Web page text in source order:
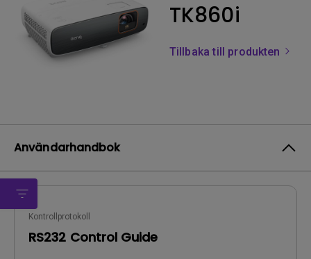
TK860i
Tillbaka till produkten
Användarhandbok
Kontrollprotokoll
RS232 Control Guide